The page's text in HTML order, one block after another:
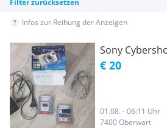
Filter zurücksetzen
Infos zur Reihung der Anzeigen
Sony
€ 20
01.08. - 06:11 Uhr
7400 Oberwart